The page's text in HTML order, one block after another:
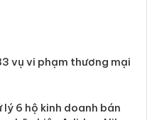
83 vụ vi phạm thương
7